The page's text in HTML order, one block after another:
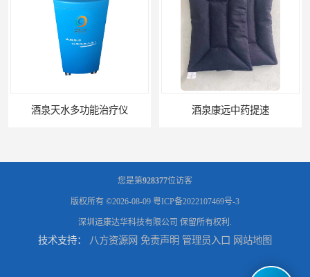
酒泉天水多功能治疗仪 酒泉康远中药提速
您是第928377位访客
版权所有 ©2026-08-09 粤ICP备2022107469号-3
深圳运康达华科技有限公司 保留所有权利.
技术支持： 八方资源网 免责声明 管理员入口 网站地图